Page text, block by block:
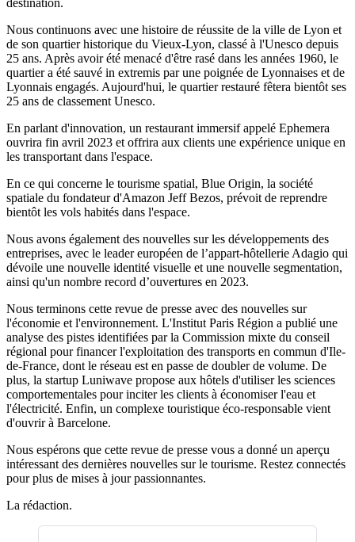
destination.
Nous continuons avec une histoire de réussite de la ville de Lyon et
de son quartier historique du Vieux-Lyon, classé à l'Unesco depuis
25 ans. Après avoir été menacé d'être rasé dans les années 1960, le
quartier a été sauvé in extremis par une poignée de Lyonnaises et de
Lyonnais engagés. Aujourd'hui, le quartier restauré fêtera bientôt ses
25 ans de classement Unesco.
En parlant d'innovation, un restaurant immersif appelé Ephemera
ouvrira fin avril 2023 et offrira aux clients une expérience unique en
les transportant dans l'espace.
En ce qui concerne le tourisme spatial, Blue Origin, la société
spatiale du fondateur d'Amazon Jeff Bezos, prévoit de reprendre
bientôt les vols habités dans l'espace.
Nous avons également des nouvelles sur les développements des
entreprises, avec le leader européen de l’appart-hôtellerie Adagio qui
dévoile une nouvelle identité visuelle et une nouvelle segmentation,
ainsi qu'un nombre record d’ouvertures en 2023.
Nous terminons cette revue de presse avec des nouvelles sur
l'économie et l'environnement. L'Institut Paris Région a publié une
analyse des pistes identifiées par la Commission mixte du conseil
régional pour financer l'exploitation des transports en commun d'Ile-
de-France, dont le réseau est en passe de doubler de volume. De
plus, la startup Luniwave propose aux hôtels d'utiliser les sciences
comportementales pour inciter les clients à économiser l'eau et
l'électricité. Enfin, un complexe touristique éco-responsable vient
d'ouvrir à Barcelone.
Nous espérons que cette revue de presse vous a donné un aperçu
intéressant des dernières nouvelles sur le tourisme. Restez connectés
pour plus de mises à jour passionnantes.
La rédaction.